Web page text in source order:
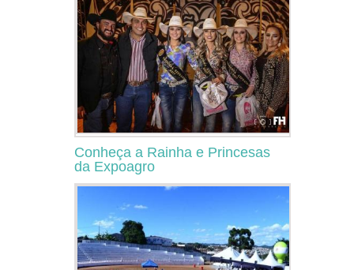
Conheça a Rainha e Princesas
da Expoagro